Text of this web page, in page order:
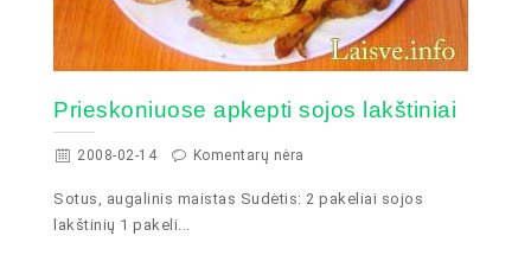
Prieskoniuose apkepti sojos lakštiniai
2008-02-14 Komentarų nėra
Sotus, augalinis maistas Sudėtis: 2 pakeliai sojos
lakštinių 1 pakeli...